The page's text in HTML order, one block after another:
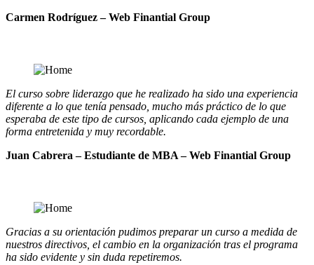
Carmen Rodríguez – Web Finantial Group
El curso sobre liderazgo que he realizado ha sido una experiencia
diferente a lo que tenía pensado, mucho más práctico de lo que
esperaba de este tipo de cursos, aplicando cada ejemplo de una
forma entretenida y muy recordable.
Juan Cabrera – Estudiante de MBA – Web Finantial Group
Gracias a su orientación pudimos preparar un curso a medida de
nuestros directivos, el cambio en la organización tras el programa
ha sido evidente y sin duda repetiremos.